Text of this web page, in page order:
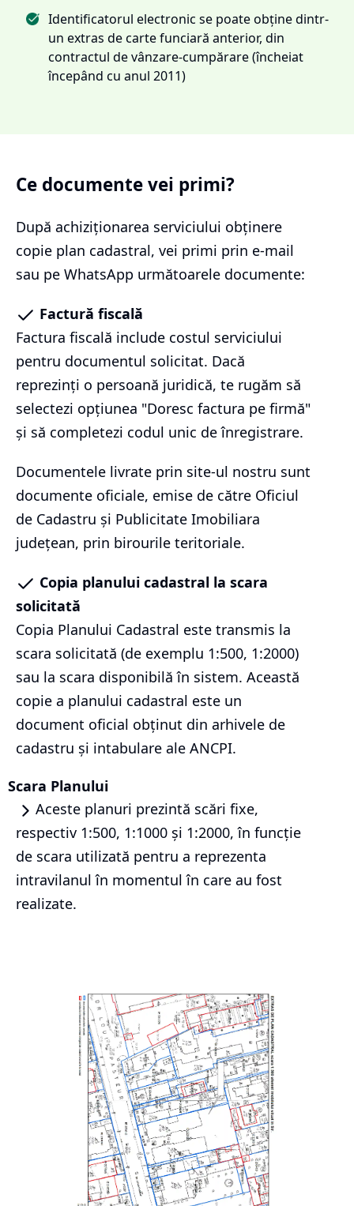
Identificatorul electronic se poate obține dintr-
un extras de carte funciară anterior, din
contractul de vânzare-cumpărare (încheiat
începând cu anul 2011)
Ce documente vei primi?
După achiziționarea serviciului obținere
copie plan cadastral, vei primi prin e-mail
sau pe WhatsApp următoarele documente:
Factură fiscală
Factura fiscală include costul serviciului
pentru documentul solicitat. Dacă
reprezinți o persoană juridică, te rugăm să
selectezi opțiunea "Doresc factura pe firmă"
și să completezi codul unic de înregistrare.
Documentele livrate prin site-ul nostru sunt
documente oficiale, emise de către Oficiul
de Cadastru și Publicitate Imobiliara
județean, prin birourile teritoriale.
Copia planului cadastral la scara
solicitată
Copia Planului Cadastral este transmis la
scara solicitată (de exemplu 1:500, 1:2000)
sau la scara disponibilă în sistem. Această
copie a planului cadastral este un
document oficial obținut din arhivele de
cadastru și intabulare ale ANCPI.
Scara Planului
Aceste planuri prezintă scări fixe,
respectiv 1:500, 1:1000 și 1:2000, în funcție
de scara utilizată pentru a reprezenta
intravilanul în momentul în care au fost
realizate.